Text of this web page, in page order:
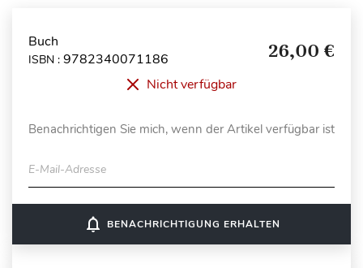
Buch
ISBN : 9782340071186 26,00 €
Nicht verfügbar
Benachrichtigen Sie mich, wenn der Artikel verfügbar ist
E-Mail-Adresse
notifications_none BENACHRICHTIGUNG ERHALTEN